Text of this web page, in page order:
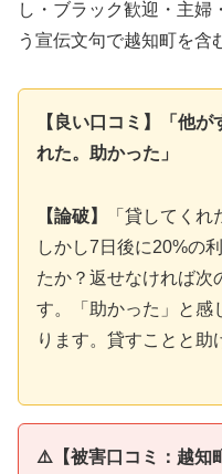
し・ブラック歓迎・主婦
う宣伝文句で越知町を含
【良い口コミ】「他
れた。助かった」
【論破】
「貸してくれ
しかし7日後に20%の
たか？返せなければ次
す。「助かった」と感
ります。貸すことと助
⚠️【被害口コミ：越知